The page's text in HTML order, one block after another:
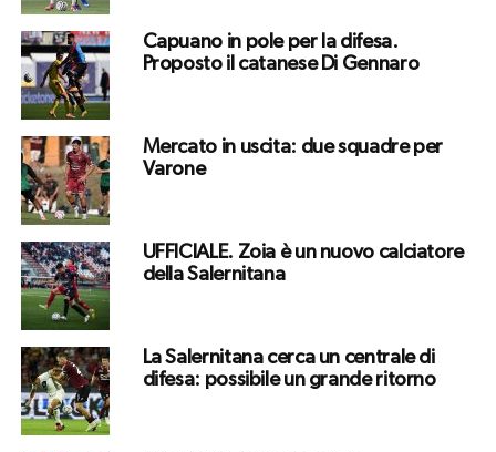
Capuano in pole per la difesa.
Proposto il catanese Di Gennaro
Mercato in uscita: due squadre per
Varone
UFFICIALE. Zoia è un nuovo calciatore
della Salernitana
La Salernitana cerca un centrale di
difesa: possibile un grande ritorno